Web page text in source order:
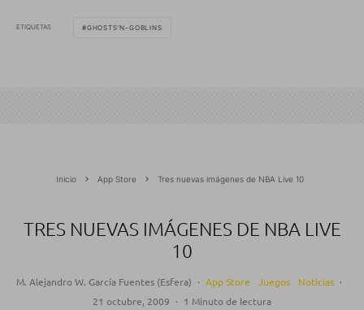
ETIQUETAS GHOSTS'N-GOBLINS
Inicio App Store Tres nuevas imágenes de NBA Live 10
TRES NUEVAS IMÁGENES DE NBA LIVE
10
M. Alejandro W. García Fuentes (Esfera) · App Store Juegos Noticias ·
21 octubre, 2009 · 1 Minuto de lectura